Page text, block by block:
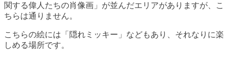
関する偉人たちの肖像画」が並んだエリアがありますが、こ
ちらは通りません。
こちらの絵には「隠れミッキー」などもあり、それなりに楽
しめる場所です。